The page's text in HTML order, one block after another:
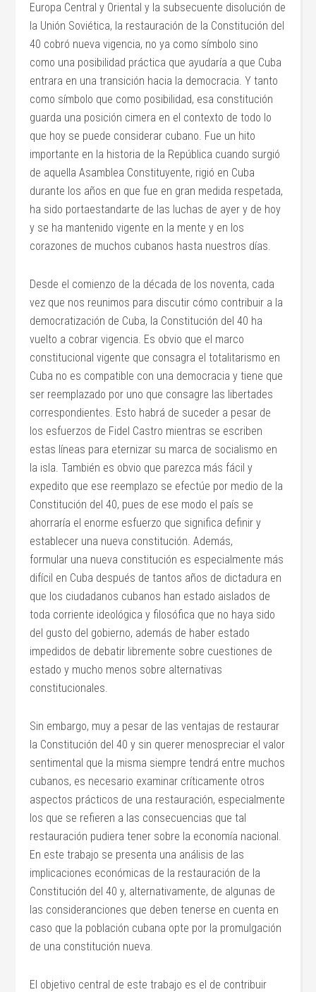
Europa Central y Oriental y la subsecuente disolución de
la Unión Soviética, la restauración de la Constitución del
40 cobró nueva vigencia, no ya como símbolo sino
como una posibilidad práctica que ayudaría a que Cuba
entrara en una transición hacia la democracia. Y tanto
como símbolo que como posibilidad, esa constitución
guarda una posición cimera en el contexto de todo lo
que hoy se puede considerar cubano. Fue un hito
importante en la historia de la República cuando surgió
de aquella Asamblea Constituyente, rigió en Cuba
durante los años en que fue en gran medida respetada,
ha sido portaestandarte de las luchas de ayer y de hoy
y se ha mantenido vigente en la mente y en los
corazones de muchos cubanos hasta nuestros días.
Desde el comienzo de la década de los noventa, cada
vez que nos reunimos para discutir cómo contribuir a la
democratización de Cuba, la Constitución del 40 ha
vuelto a cobrar vigencia. Es obvio que el marco
constitucional vigente que consagra el totalitarismo en
Cuba no es compatible con una democracia y tiene que
ser reemplazado por uno que consagre las libertades
correspondientes. Esto habrá de suceder a pesar de
los esfuerzos de Fidel Castro mientras se escriben
estas líneas para eternizar su marca de socialismo en
la isla. También es obvio que parezca más fácil y
expedito que ese reemplazo se efectúe por medio de la
Constitución del 40, pues de ese modo el país se
ahorraría el enorme esfuerzo que significa definir y
establecer una nueva constitución. Además,
formular una nueva constitución es especialmente más
difícil en Cuba después de tantos años de dictadura en
que los ciudadanos cubanos han estado aislados de
toda corriente ideológica y filosófica que no haya sido
del gusto del gobierno, además de haber estado
impedidos de debatir libremente sobre cuestiones de
estado y mucho menos sobre alternativas
constitucionales.
Sin embargo, muy a pesar de las ventajas de restaurar
la Constitución del 40 y sin querer menospreciar el valor
sentimental que la misma siempre tendrá entre muchos
cubanos, es necesario examinar críticamente otros
aspectos prácticos de una restauración, especialmente
los que se refieren a las consecuencias que tal
restauración pudiera tener sobre la economía nacional.
En este trabajo se presenta una análisis de las
implicaciones económicas de la restauración de la
Constitución del 40 y, alternativamente, de algunas de
las consideranciones que deben tenerse en cuenta en
caso que la población cubana opte por la promulgación
de una constitución nueva.
El objetivo central de este trabajo es el de contribuir